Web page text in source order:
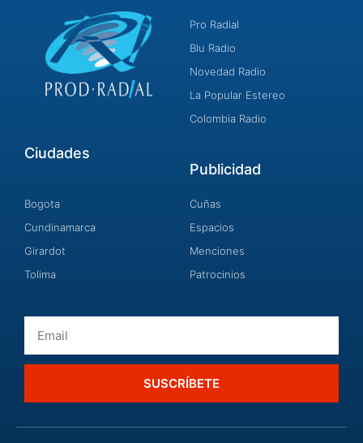
Pro Radial
Blu Radio
Novedad Radio
La Popular Estereo
Colombia Radio
Ciudades
Bogota
Cundinamarca
Girardot
Tolima
Publicidad
Cuñas
Espacios
Menciones
Patrocinios
SUSCRÍBETE